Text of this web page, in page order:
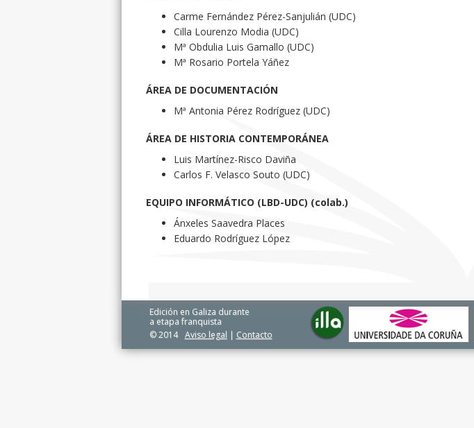
Carme Fernández Pérez-Sanjulián (UDC)
Cilla Lourenzo Modia (UDC)
Mª Obdulia Luis Gamallo (UDC)
Mª Rosario Portela Yáñez
ÁREA DE DOCUMENTACIÓN
Mª Antonia Pérez Rodríguez (UDC)
ÁREA DE HISTORIA CONTEMPORÁNEA
Luis Martínez-Risco Daviña
Carlos F. Velasco Souto (UDC)
EQUIPO INFORMÁTICO (LBD-UDC) (colab.)
Ánxeles Saavedra Places
Eduardo Rodríguez López
Edición en Galiza durante
a etapa franquista
© 2014
Aviso legal | Contacto